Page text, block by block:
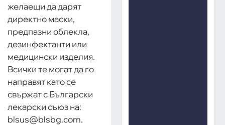
желаещи да дарят
директно маски,
предпазни облекла,
дезинфектанти или
медицински изделия.
Всички те могат да го
направят като се
свържат с Български
лекарски съюз на:
blsus@blsbg.com.